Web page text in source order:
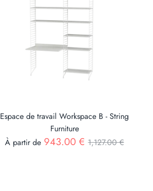
Espace de travail Workspace B - String
Furniture
À partir de 943.00 €Prix
1,127.00 €